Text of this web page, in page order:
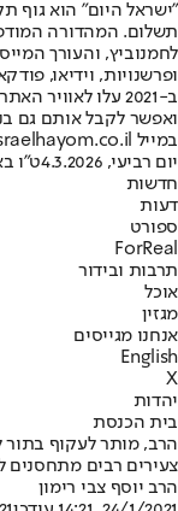
"ישראל היום" הוא גוף
ופרשנויות, וידיאו,
ב-2021 עלו
ואפשר לקבל אותם גם
במייל hayom@israelhayom.co.il.
יום רביעי, 4.3.2026
ט"ו
חדשות
דעות
ספורט
ForReal
תרבות ובידור
אוכל
מגזין
אנחנו מגייסים
English
X
יהדות
בית הכנסת
הרב, מותר לעקוף בתור
צעירים רבים מתחסנים
הרב יוסף צבי רימון